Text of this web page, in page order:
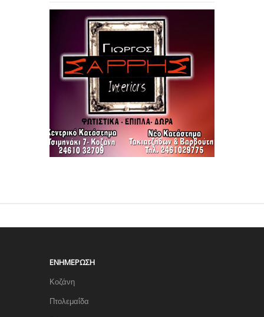
ΕΝΗΜΈΡΩΣΗ
Κοζάνη
Πτολεμαΐδα